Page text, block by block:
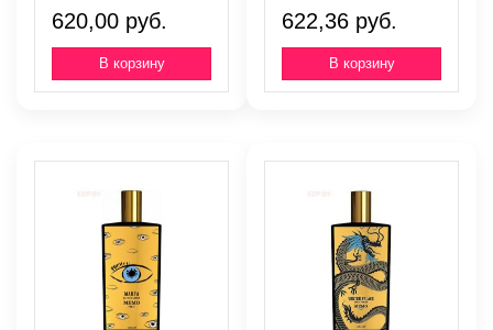
620,00 руб. 622,36 руб.